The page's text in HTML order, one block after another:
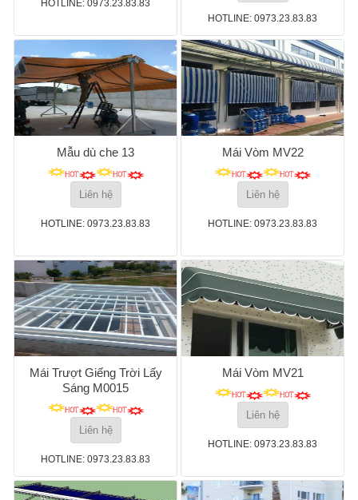
HOTLINE: 0973.23.83.83
HOTLINE: 0973.23.83.83
Mẫu dù che 13
Liên hệ
HOTLINE: 0973.23.83.83
Mái Vòm MV22
Liên hệ
HOTLINE: 0973.23.83.83
Mái Trượt Giếng Trời Lấy
Sáng M0015
Liên hệ
HOTLINE: 0973.23.83.83
Mái Vòm MV21
Liên hệ
HOTLINE: 0973.23.83.83